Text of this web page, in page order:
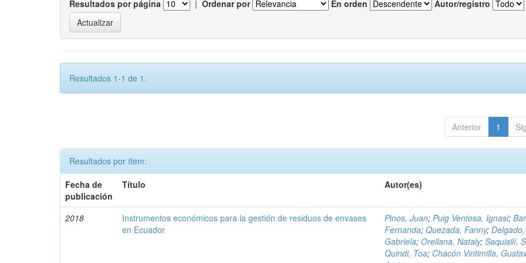
Resultados por página | Ordenar por En orden Autor/registro
Resultados 1-1 de 1.
Anterior 1
Resultados por ítem:
Fecha de
publicación
Título Autor(es)
2018
Instrumentos económicos para la gestión de residuos de envases
en Ecuador
Pinos, Juan;Puig Ventosa, Ignasi;
Fernanda;Quezada, Fanny;Delgado,
Gabriela;Orellana, Nataly;Saquisilí,
Quindi, Toa; Chacón Vintimilla,